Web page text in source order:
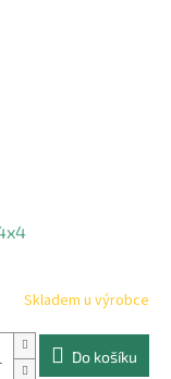
Skladem u výrobce
Do košíku